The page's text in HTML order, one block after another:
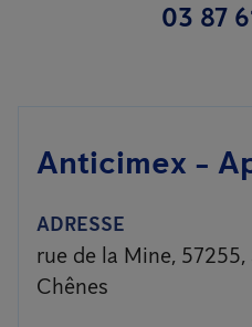
03 87
Anticimex -
ADRESSE
rue de la Mine,
Chênes